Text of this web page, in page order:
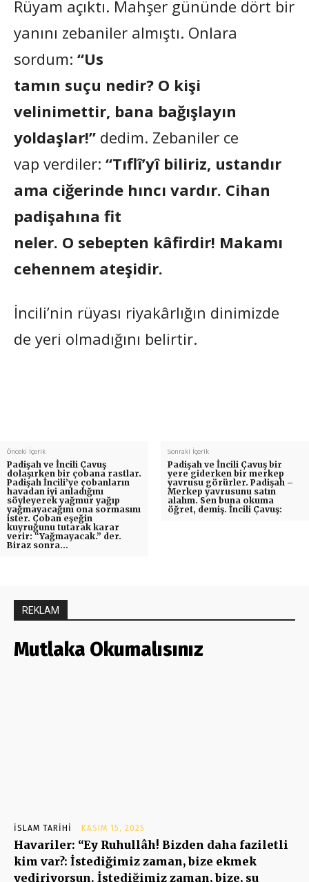
Rüyam açıktı. Mahşer gününde dört bir
yanını zebaniler almıştı. Onlara
sordum: “Us
tamın suçu nedir? O kişi
velinimettir, bana bağışlayın
yoldaşlar!” dedim. Zebaniler ce
vap verdiler: “Tıflî’yî biliriz, ustandır
ama ciğerinde hıncı vardır. Cihan
padişahına fit
neler. O sebepten kâfirdir! Makamı
cehennem ateşidir.
İncili’nin rüyası riyakârlığın dinimizde
de yeri olmadığını belirtir.
Önceki İçerik
Padişah ve İncili Çavuş
dolaşırken bir çobana rastlar.
Padişah İncili’ye çobanların
havadan iyi anladığını
söyleyerek yağmur yağıp
yağmayacağını ona sormasını
ister. Çoban eşeğin
kuyruğunu tutarak karar
verir: “Yağmayacak.” der.
Biraz sonra…
Sonraki İçerik
Padişah ve İncili Çavuş bir
yere giderken bir merkep
yavrusu görürler. Padişah –
Merkep yavrusunu satın
alalım. Sen buna okuma
öğret, demiş. İncili Çavuş:
REKLAM
Mutlaka Okumalısınız
İSLAM TARIHI KASIM 15, 2025
Havariler: “Ey Ruhullâh! Bizden daha faziletli
kim var?: İstediğimiz zaman, bize ekmek
yediriyorsun. İstediğimiz zaman, bize, su